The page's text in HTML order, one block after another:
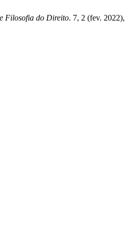
Filosofia do Direito. 7, 2 (fev. 2022),